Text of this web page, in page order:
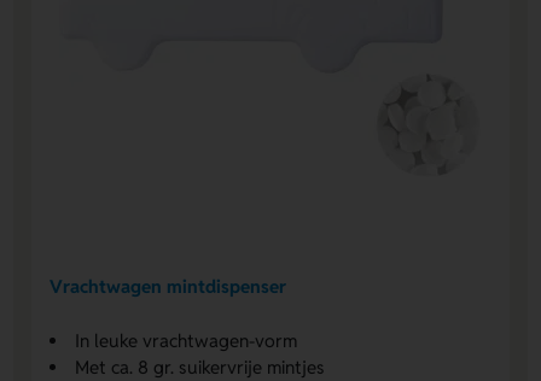
Vrachtwagen mintdispenser
In leuke vrachtwagen-vorm
Met ca. 8 gr. suikervrije mintjes